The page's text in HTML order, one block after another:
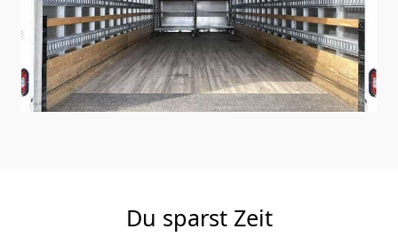
Du sparst Zeit